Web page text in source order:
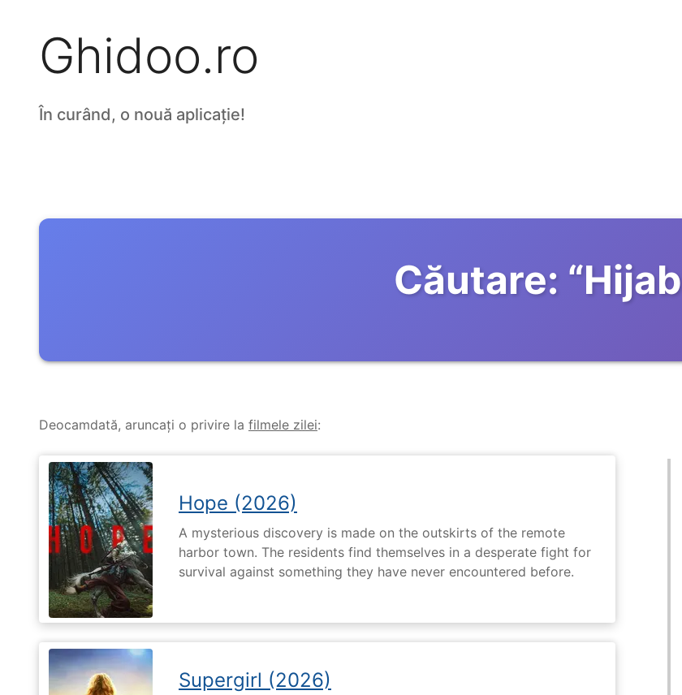
Ghidoo.ro
În curând, o nouă aplicație!
Căutare: “Hijab
Deocamdată, aruncați o privire la filmele zilei:
Hope (2026)
A mysterious discovery is made on the outskirts of the remote
harbor town. The residents find themselves in a desperate fight for
survival against something they have never encountered before.
Supergirl (2026)